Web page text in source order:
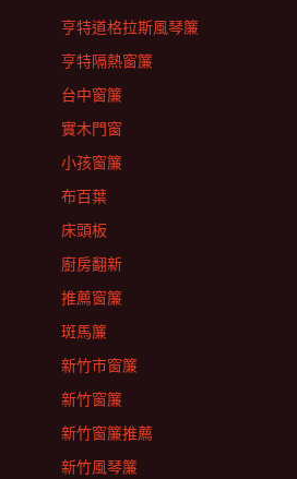
亨特道格拉斯風琴簾
亨特隔熱窗簾
台中窗簾
實木門窗
小孩窗簾
布百葉
床頭板
廚房翻新
推薦窗簾
斑馬簾
新竹市窗簾
新竹窗簾
新竹窗簾推薦
新竹風琴簾